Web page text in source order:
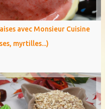
avec Monsieur Cuisine
myrtilles...)